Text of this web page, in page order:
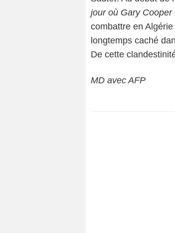
jour où Gary Cooper
combattre en
longtemps caché
De cette
MD avec AFP